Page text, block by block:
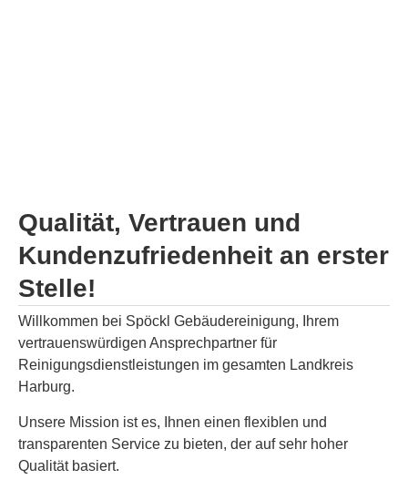
Qualität, Vertrauen und
Kundenzufriedenheit an erster
Stelle!
Willkommen bei Spöckl Gebäudereinigung, Ihrem
vertrauenswürdigen Ansprechpartner für
Reinigungsdienstleistungen im gesamten Landkreis
Harburg.
Unsere Mission ist es, Ihnen einen flexiblen und
transparenten Service zu bieten, der auf sehr hoher
Qualität basiert.